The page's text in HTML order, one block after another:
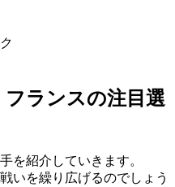
フランスの注目選
を紹介していきます。
いを繰り広げるのでしょう